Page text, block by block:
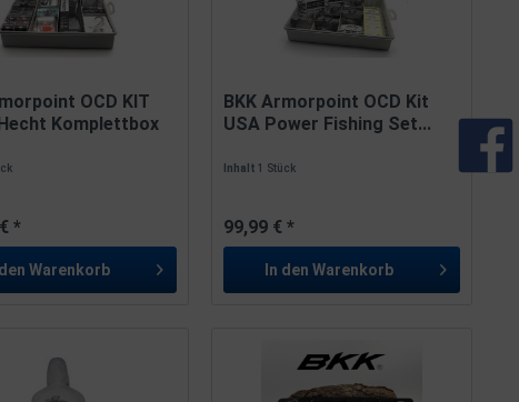
OCD KIT
Komplettbox
*
Warenkorb
BKK Armorpoint OCD Kit
USA Power Fishing Set...
Inhalt1 Stück
99,99 € *
In den Warenkorb